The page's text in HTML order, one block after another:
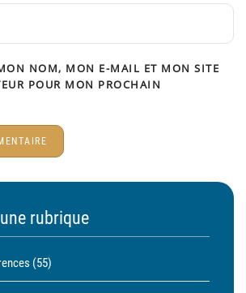
NOM, MON E-MAIL ET MON SITE
POUR MON PROCHAIN
rubrique
(55)